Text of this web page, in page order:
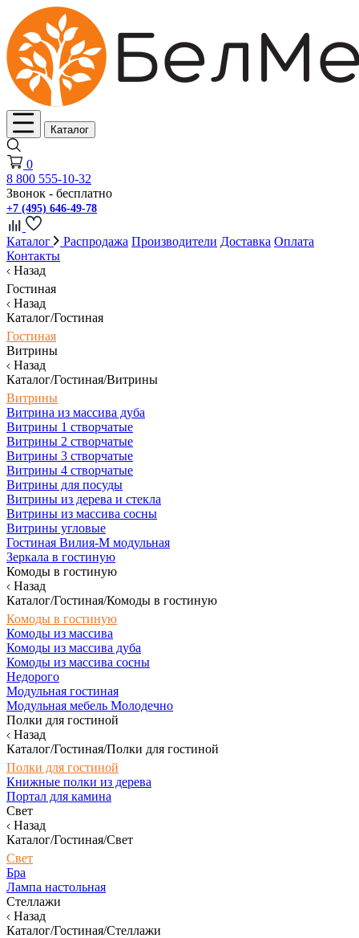
Каталог
0
8 800 555-10-32
Звонок - бесплатно
+7 (495) 646-49-78
Каталог Распродажа Производители Доставка Оплата
Контакты
Назад
Гостиная
Назад
Каталог/Гостиная
Гостиная
Витрины
Назад
Каталог/Гостиная/Витрины
Витрины
Витрина из массива дуба
Витрины 1 створчатые
Витрины 2 створчатые
Витрины 3 створчатые
Витрины 4 створчатые
Витрины для посуды
Витрины из дерева и стекла
Витрины из массива сосны
Витрины угловые
Гостиная Вилия-М модульная
Зеркала в гостиную
Комоды в гостиную
Назад
Каталог/Гостиная/Комоды в гостиную
Комоды в гостиную
Комоды из массива
Комоды из массива дуба
Комоды из массива сосны
Недорого
Модульная гостиная
Модульная мебель Молодечно
Полки для гостиной
Назад
Каталог/Гостиная/Полки для гостиной
Полки для гостиной
Книжные полки из дерева
Портал для камина
Свет
Назад
Каталог/Гостиная/Свет
Свет
Бра
Лампа настольная
Стеллажи
Назад
Каталог/Гостиная/Стеллажи